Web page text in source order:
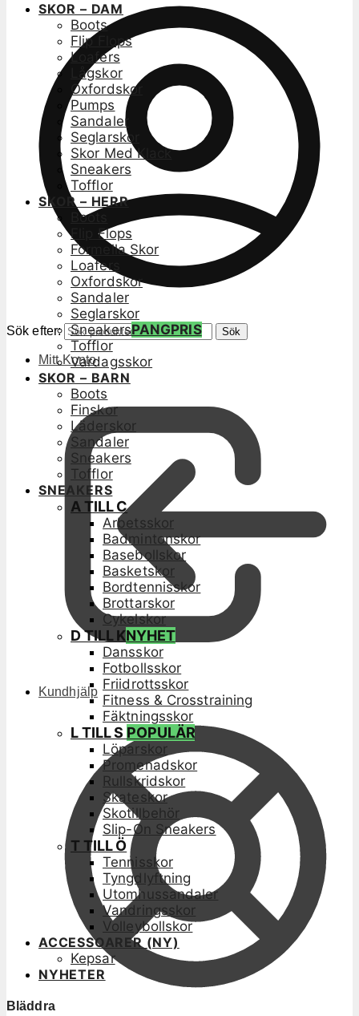
Sök efter: Sök
Mitt Konto
Kundhjälp
SKOR – DAM
Boots
Flip Flops
Loafers
Lågskor
Oxfordskor
Pumps
Sandaler
Seglarskor
Skor Med Klack
Sneakers
Tofflor
SKOR – HERR
Boots
Flip Flops
Formella Skor
Loafers
Oxfordskor
Sandaler
Seglarskor
SneakersPANGPRIS
Tofflor
Vardagsskor
SKOR – BARN
Boots
Finskor
Läderskor
Sandaler
Sneakers
Tofflor
SNEAKERS
A TILL C
Arbetsskor
Badmintonskor
Basebollskor
Basketskor
Bordtennisskor
Brottarskor
Cykelskor
D TILL KNYHET
Dansskor
Fotbollsskor
Friidrottsskor
Fitness & Crosstraining
Fäktningsskor
L TILL S POPULÄR
Löparskor
Promenadskor
Rullskridskor
Skateskor
Skotillbehör
Slip-On Sneakers
T TILL Ö
Tennisskor
Tyngdlyftning
Utomhussandaler
Vandringsskor
Volleybollskor
ACCESSOARER (NY)
Kepsar
NYHETER
Bläddra